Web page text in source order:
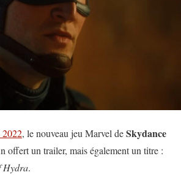
2022, le nouveau jeu Marvel deSkydance
offert un trailer, mais également un titre :
Hydra.